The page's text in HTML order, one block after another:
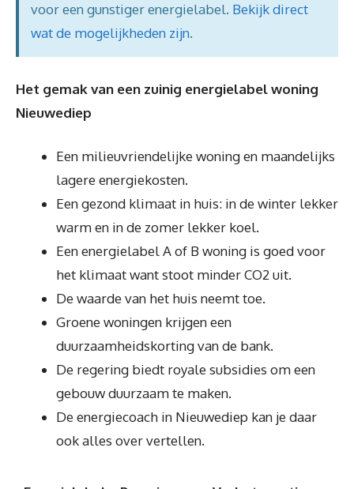
voor een gunstiger energielabel. Bekijk direct
wat de mogelijkheden zijn.
Het gemak van een zuinig energielabel woning
Nieuwediep
Een milieuvriendelijke woning en maandelijks
lagere energiekosten.
Een gezond klimaat in huis: in de winter lekker
warm en in de zomer lekker koel.
Een energielabel A of B woning is goed voor
het klimaat want stoot minder CO2 uit.
De waarde van het huis neemt toe.
Groene woningen krijgen een
duurzaamheidskorting van de bank.
De regering biedt royale subsidies om een
gebouw duurzaam te maken.
De energiecoach in Nieuwediep kan je daar
ook alles over vertellen.